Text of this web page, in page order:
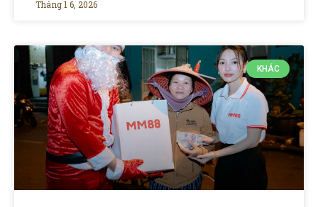
Tháng 1 6, 2026
KHÁC